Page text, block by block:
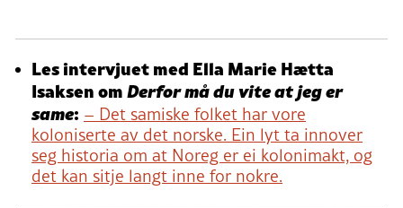
Les intervjuet med Ella Marie Hætta
Isaksen omDerfor må du vite at jeg er
same: – Det samiske folket har vore
koloniserte av det norske. Ein lyt ta innover
seg historia om at Noreg er ei kolonimakt, og
det kan sitje langt inne for nokre.